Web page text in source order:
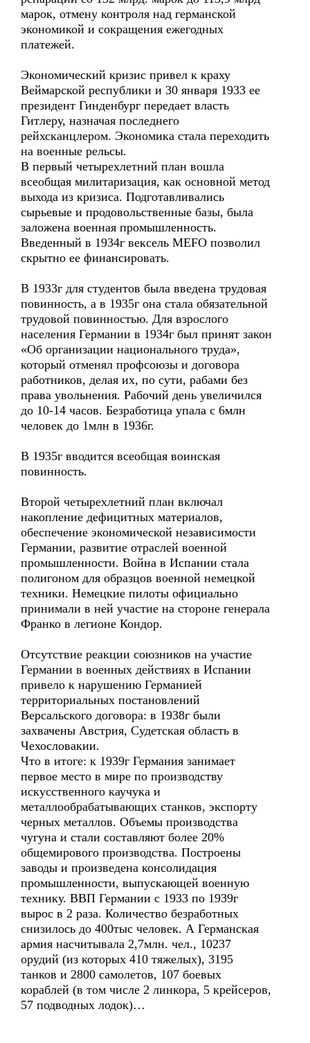
марок, отмену контроля над германской
экономикой и сокращения ежегодных
платежей.
Экономический кризис привел к краху
Веймарской республики и 30 января 1933 ее
президент Гинденбург передает власть
Гитлеру, назначая последнего
рейхсканцлером. Экономика стала переходить
на военные рельсы.
В первый четырехлетний план вошла
всеобщая милитаризация, как основной метод
выхода из кризиса. Подготавливались
сырьевые и продовольственные базы, была
заложена военная промышленность.
Введенный в 1934г вексель MEFO позволил
скрытно ее финансировать.
В 1933г для студентов была введена трудовая
повинность, а в 1935г она стала обязательной
трудовой повинностью. Для взрослого
населения Германии в 1934г был принят закон
«Об организации национального труда»,
который отменял профсоюзы и договора
работников, делая их, по сути, рабами без
права увольнения. Рабочий день увеличился
до 10-14 часов. Безработица упала с 6млн
человек до 1млн в 1936г.
В 1935г вводится всеобщая воинская
повинность.
Второй четырехлетний план включал
накопление дефицитных материалов,
обеспечение экономической независимости
Германии, развитие отраслей военной
промышленности. Война в Испании стала
полигоном для образцов военной немецкой
техники. Немецкие пилоты официально
принимали в ней участие на стороне генерала
Франко в легионе Кондор.
Отсутствие реакции союзников на участие
Германии в военных действиях в Испании
привело к нарушению Германией
территориальных постановлений
Версальского договора: в 1938г были
захвачены Австрия, Судетская область в
Чехословакии.
Что в итоге: к 1939г Германия занимает
первое место в мире по производству
искусственного каучука и
металлообрабатывающих станков, экспорту
черных металлов. Объемы производства
чугуна и стали составляют более 20%
общемирового производства. Построены
заводы и произведена консолидация
промышленности, выпускающей военную
технику. ВВП Германии с 1933 по 1939г
вырос в 2 раза. Количество безработных
снизилось до 400тыс человек. А Германская
армия насчитывала 2,7млн. чел., 10237
орудий (из которых 410 тяжелых), 3195
танков и 2800 самолетов, 107 боевых
кораблей (в том числе 2 линкора, 5 крейсеров,
57 подводных лодок)…